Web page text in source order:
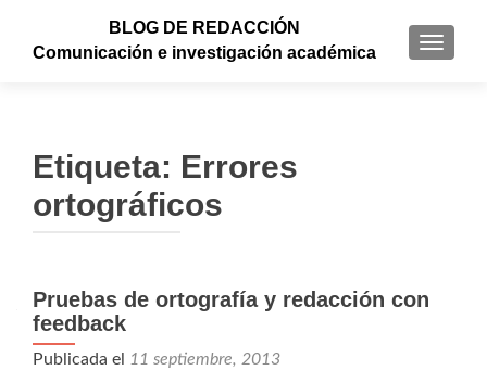
BLOG DE REDACCIÓN
Comunicación e investigación académica
Etiqueta: Errores
ortográficos
Pruebas de ortografía y redacción con
feedback
Publicada el 11 septiembre, 2013